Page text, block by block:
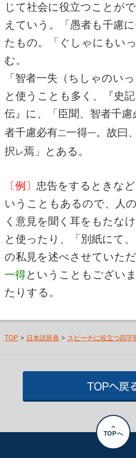
じて社会に役立つことが
えていう。「愚者も千慮
たもの。「ぐしゃにもい
む。
「智者一失（ちしゃのい
と使うことも多く、『史
伝』に、「臣聞、智者千慮
者千慮必有二一得一。故曰
択 レ焉」とある。
〔例〕 忠告をするときなど
いうこともあるので、人
く意見を聞く耳をもたな
と使ったり、「別紙にて
の私見を述べさせていただ
一得ということもござい
たりする。
TOP > 日本語辞典> スピーチに役立つ四字
TOPへ